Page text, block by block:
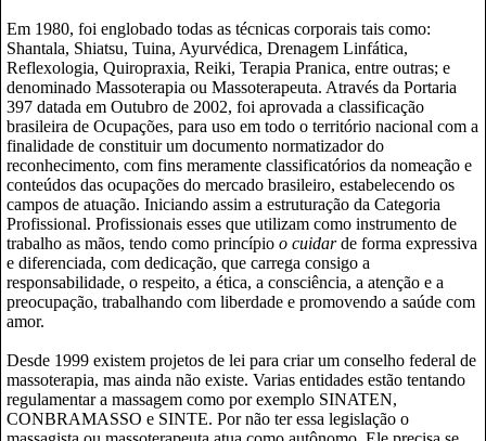
Em 1980, foi englobado todas as técnicas corporais tais como:
Shantala, Shiatsu, Tuina, Ayurvédica, Drenagem Linfática,
Reflexologia, Quiropraxia, Reiki, Terapia Pranica, entre outras; e
denominado Massoterapia ou Massoterapeuta. Através da Portaria
397 datada em Outubro de 2002, foi aprovada a classificação
brasileira de Ocupações, para uso em todo o território nacional com a
finalidade de constituir um documento normatizador do
reconhecimento, com fins meramente classificatórios da nomeação e
conteúdos das ocupações do mercado brasileiro, estabelecendo os
campos de atuação. Iniciando assim a estruturação da Categoria
Profissional. Profissionais esses que utilizam como instrumento de
trabalho as mãos, tendo como princípio o cuidarde forma expressiva
e diferenciada, com dedicação, que carrega consigo a
responsabilidade, o respeito, a ética, a consciência, a atenção e a
preocupação, trabalhando com liberdade e promovendo a saúde com
amor.
Desde 1999 existem projetos de lei para criar um conselho federal de
massoterapia, mas ainda não existe. Varias entidades estão tentando
regulamentar a massagem como por exemplo SINATEN,
CONBRAMASSO e SINTE. Por não ter essa legislação o